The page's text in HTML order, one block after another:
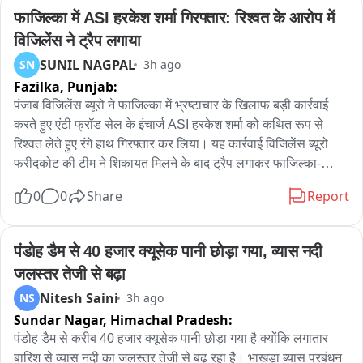
फाजिल्का में ASI हरकेश शर्मा गिरफ्तार: रिश्वत के आरोप में
विजिलेंस ने ट्रैप लगाया
SN SUNIL NAGPAL 3h ago
Fazilka, Punjab:
पंजाब विजिलेंस ब्यूरो ने फाजिल्का में भ्रष्टाचार के खिलाफ बड़ी कार्रवाई
करते हुए एंटी फ्रॉड सेल के इंचार्ज ASI हरकेश शर्मा को कथित रूप से
रिश्वत लेते हुए रंगे हाथ गिरफ्तार कर लिया। यह कार्रवाई विजिलेंस ब्यूरो
फरीदकोट की टीम ने शिकायत मिलने के बाद ट्रैप लगाकर फाजिल्का-
पास दो पक्षों के बीच करीब 11-12 लाख रुपये के लेनदेन का मामला पहुंचा
और मामला उनके पक्ष में निपटाने का भरोसा देकर रिश्वत की मांग की। जब
रिश्वत की रकम देने का समय आया तो संबंधित पक्ष ने विजिलेंस ब्यूरो
फरीदकोट को शिकायत दे दी। शिकायत के आधार पर विजिलेंस टीम ने
योजनाबद्ध तरीके से ट्रैप लगाया और आरोपी ASI को कथित तौर पर 40
हजार की रिश्वत लेते हुए रंगे हाथ गिरफ्तार कर लिया। गिरफ्तारी के बाद
विजिलेंस टीम आरोपी को फाजिल्का स्थित एसएसपी कार्यालय की दूसरी
मंजिल पर बने एंटी फ्रॉड सेल कार्यालय लेकर पहुंची, जहां आवश्यक कार्रवाई
0 0 Share Report
पंडोह डैम से 40 हजार क्यूसेक पानी छोड़ा गया, व्यास नदी
जलस्तर तेजी से बढ़ा
NS Nitesh Saini 3h ago
Sundar Nagar, Himachal Pradesh:
पंडोह डैम से करीब 40 हजार क्यूसेक पानी छोड़ा गया है क्योंकि लगातार
बारिश से व्यास नदी का जलस्तर तेजी से बढ़ रहा है। भाखड़ा ब्यास प्रबंधन